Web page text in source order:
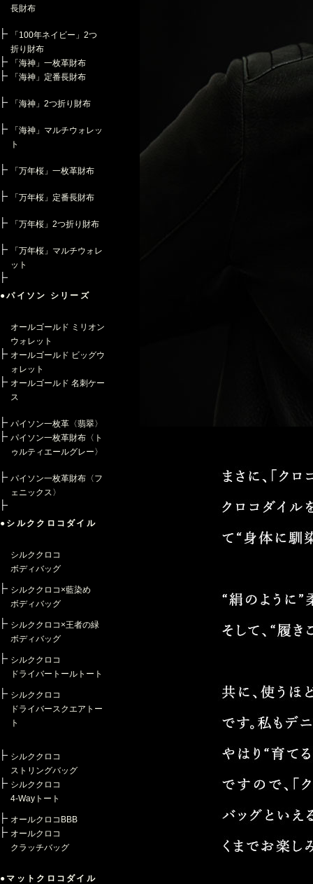
長財布
「100年ネイビー」2つ
折り財布
「海神」一枚革財布
「海神」定番長財布
「海神」2つ折り財布
「海神」マルチウォレッ
ト
「万年桜」一枚革財布
「万年桜」定番長財布
「万年桜」2つ折り財布
「万年桜」マルチウォレ
ット
●パイソン シリーズ
オールゴールド ミリオン
ウォレット
オールゴールド ビッグウ
ォレット
オールゴールド 名刺ケー
ス
パイソン一枚革〈翡翠〉
パイソン一枚革財布〈ト
ゥルティエールグレー〉
パイソン一枚革財布〈フ
ェニックス〉
●シルククロコダイル
シルククロコ
ボディバッグ
シルククロコ×藍染め
ボディバッグ
シルククロコ×王者の緑
ボディバッグ
シルククロコ
ドライバートールトート
シルククロコ
ドライバースクエアトー
ト
シルククロコ
ストリングバッグ
シルククロコ
4-Wayトート
オールクロコBBB
オールクロコ
クラッチバッグ
●マットクロコダイル